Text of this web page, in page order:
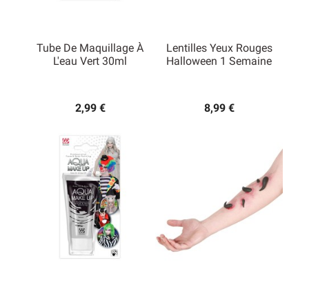
Tube De Maquillage À
L'eau Vert 30ml
2,99 €
Lentilles Yeux Rouges
Halloween 1 Semaine
8,99 €